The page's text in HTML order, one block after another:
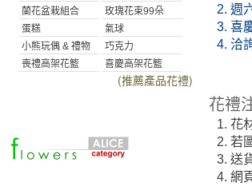
蘭花盆栽組合
玫瑰花束99朵
蛋糕
氣球
小熊玩偶 & 禮物
巧克力
喪禮高架花籃
喜慶高架花籃
(推薦產品花禮)
2.週
3.喜
4. 洽
花禮
1.花
2.若
3.送
4.網